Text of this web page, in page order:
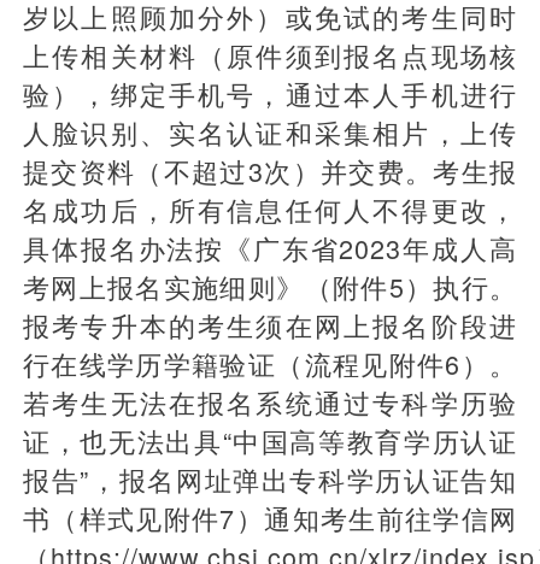
岁以上照顾加分外）或免试的考生同时
上传相关材料（原件须到报名点现场核
验），绑定手机号，通过本人手机进行
人脸识别、实名认证和采集相片，上传
提交资料（不超过3次）并交费。考生报
名成功后，所有信息任何人不得更改，
具体报名办法按《广东省2023年成人高
考网上报名实施细则》（附件5）执行。
报考专升本的考生须在网上报名阶段进
行在线学历学籍验证（流程见附件6）。
若考生无法在报名系统通过专科学历验
证，也无法出具“中国高等教育学历认证
报告”，报名网址弹出专科学历认证告知
书（样式见附件7）通知考生前往学信网